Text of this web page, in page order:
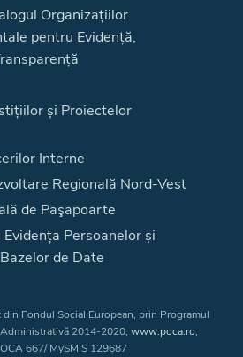
Organizațiilor
pentru Evidență,
și Proiectelor
Interne
Regională Nord-Vest
de Paşapoarte
Persoanelor și
de Date
Fondul Social European, prin Programul
2014-2020, www.poca.ro,
667/ MySMIS 129687